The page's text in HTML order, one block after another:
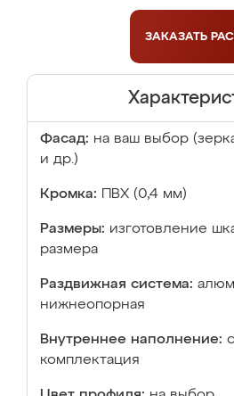
ЗАКАЗАТЬ
Фасад: на ваш выбор
и др.)
Кромка: ПВХ (0,4 мм)
Размеры: изготовление
размера
Раздвижная система:
нижнеопорная
Внутреннее наполнение:
комплектация